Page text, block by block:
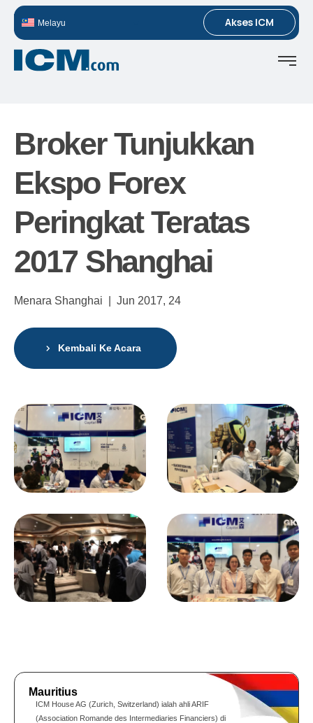
Melayu Akses ICM
Broker Tunjukkan
Ekspo Forex
Peringkat Teratas
2017 Shanghai
Menara Shanghai | Jun 2017, 24
Kembali Ke Acara
Mauritius
ICM House AG (Zurich, Switzerland) ialah ahli ARIF
(Association Romande des Intermediaries Financiers) di